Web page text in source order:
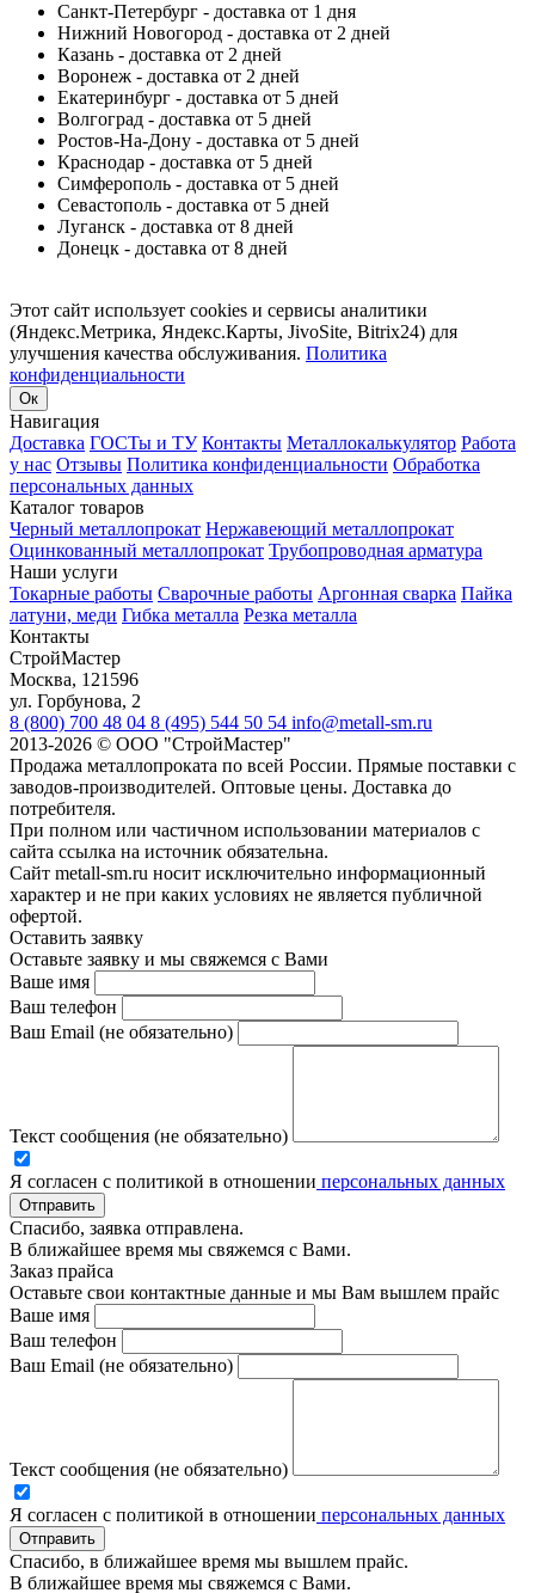
Санкт-Петербург - доставка от 1 дня
Нижний Новогород - доставка от 2 дней
Казань - доставка от 2 дней
Воронеж - доставка от 2 дней
Екатеринбург - доставка от 5 дней
Волгоград - доставка от 5 дней
Ростов-На-Дону - доставка от 5 дней
Краснодар - доставка от 5 дней
Симферополь - доставка от 5 дней
Севастополь - доставка от 5 дней
Луганск - доставка от 8 дней
Донецк - доставка от 8 дней
Этот сайт использует cookies и сервисы аналитики
(Яндекс.Метрика, Яндекс.Карты, JivoSite, Bitrix24) для
улучшения качества обслуживания. Политика
конфиденциальности
Ок
Навигация
Доставка ГОСТы и ТУ Контакты Металлокалькулятор Работа
у нас Отзывы Политика конфиденциальности Обработка
персональных данных
Каталог товаров
Черный металлопрокат Нержавеющий металлопрокат
Оцинкованный металлопрокат Трубопроводная арматура
Наши услуги
Токарные работы Сварочные работы Аргонная сварка Пайка
латуни, меди Гибка металла Резка металла
Контакты
СтройМастер
Москва, 121596
ул. Горбунова, 2
8 (800) 700 48 04 8 (495) 544 50 54 info@metall-sm.ru
2013-2026 © ООО "СтройМастер"
Продажа металлопроката по всей России. Прямые поставки с
заводов-производителей. Оптовые цены. Доставка до
потребителя.
При полном или частичном использовании материалов с
сайта ссылка на источник обязательна.
Сайт metall-sm.ru носит исключительно информационный
характер и не при каких условиях не является публичной
офертой.
Оставить заявку
Оставьте заявку и мы свяжемся с Вами
Ваше имя
Ваш телефон
Ваш Email (не обязательно)
Текст сообщения (не обязательно)
Я согласен с политикой в отношении персональных данных
Отправить
Спасибо, заявка отправлена.
В ближайшее время мы свяжемся с Вами.
Заказ прайса
Оставьте свои контактные данные и мы Вам вышлем прайс
Ваше имя
Ваш телефон
Ваш Email (не обязательно)
Текст сообщения (не обязательно)
Я согласен с политикой в отношении персональных данных
Отправить
Спасибо, в ближайшее время мы вышлем прайс.
В ближайшее время мы свяжемся с Вами.